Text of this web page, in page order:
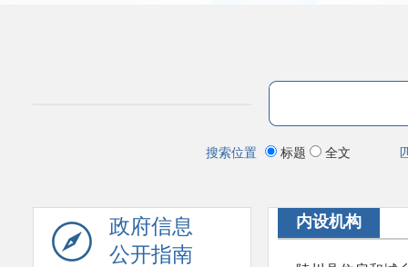
搜索位置 标题 全文
政府信息
公开指南
内设机构